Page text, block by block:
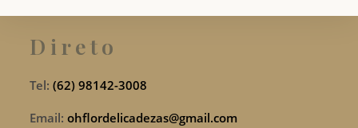
Direto
Tel: (62) 98142-3008
Email:ohflordelicadezas@gmail.com